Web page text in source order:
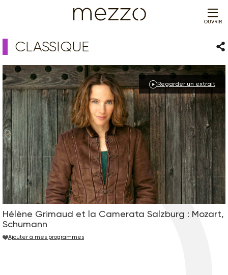
OUVRIR
CLASSIQUE
Hélène Grimaud et la Camerata Salzburg : Mozart,
Schumann
Regarder un extrait
Ajouter à mes programmes